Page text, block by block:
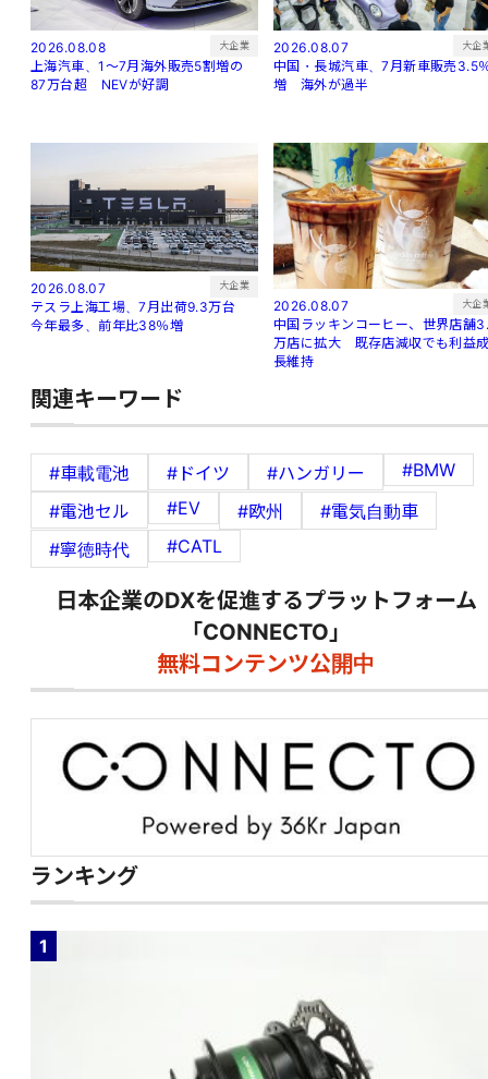
2026.08.08 大企業
上海汽車、1～7月海外販売5割増の
87万台超 NEVが好調
2026.08.07 大企
中国・長城汽車、7月新車販売3.5
増 海外が過半
2026.08.07 大企業
テスラ上海工場、7月出荷9.3万台
今年最多、前年比38％増
2026.08.07 大企
中国ラッキンコーヒー、世界店舗
万店に拡大 既存店減収でも利益
長維持
関連キーワード
#車載電池 #ドイツ #ハンガリー
#BMW
#電池セル
#EV #欧州
#電気自動車
#寧徳時代
#CATL
日本企業のDXを促進するプラットフォーム
「CONNECTO」
無料コンテンツ公開中
ランキング
1